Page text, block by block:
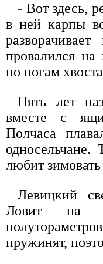
- Вот здесь,
в ней карпы
провалился
по ногам
Пять лет
вместе с
Полчаса
любит
Левицкий
Ловит на
пружинят,